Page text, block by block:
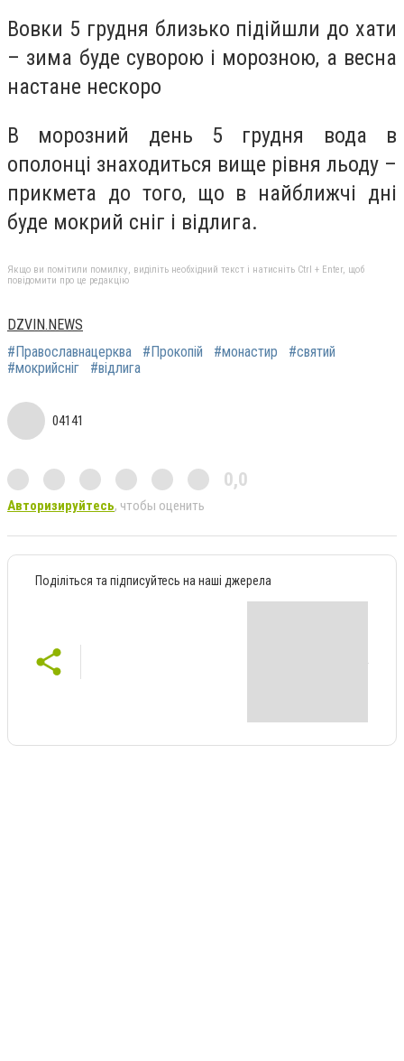
Вовки 5 грудня близько підійшли до хати
– зима буде суворою і морозною, а весна
настане нескоро
В морозний день 5 грудня вода в
ополонці знаходиться вище рівня льоду –
прикмета до того, що в найближчі дні
буде мокрий сніг і відлига.
Якщо ви помітили помилку, виділіть необхідний текст і натисніть Ctrl + Enter, щоб
повідомити про це редакцію
DZVIN.NEWS
#Православнацерква
#Прокопій #монастир
#святий
#мокрийсніг
#відлига
04141
0,0
Авторизируйтесь, чтобы оценить
Поділіться та підписуйтесь на наші джерела